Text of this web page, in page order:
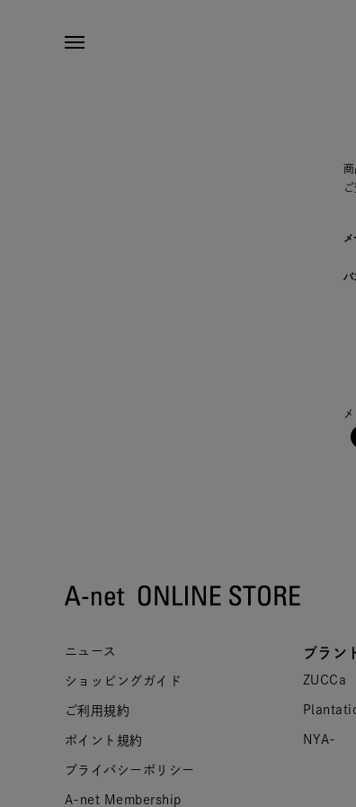
商
パ
ニュース
ショッピングガイド
ご利用規約
ポイント規約
プライバシーポリシー
A-net Membership
ブラン
ZUCCa
NYA-